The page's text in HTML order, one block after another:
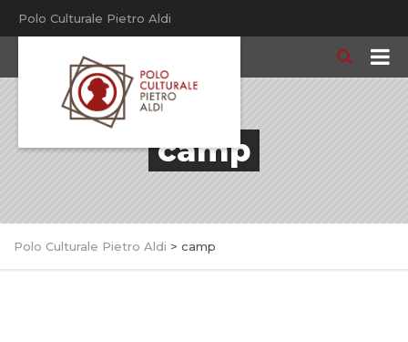
Polo Culturale Pietro Aldi
camp
Polo Culturale Pietro Aldi > camp